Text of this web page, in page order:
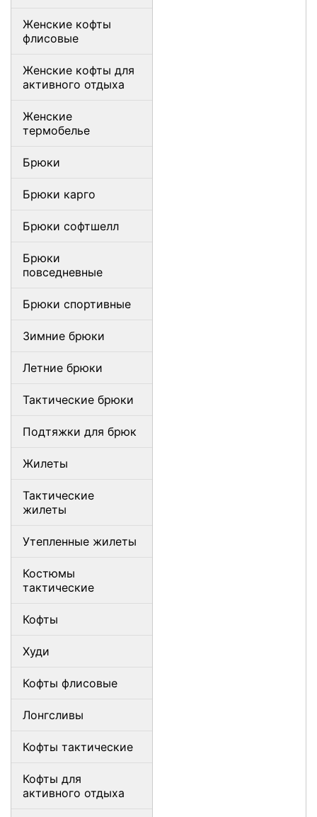
Женские кофты
флисовые
Женские кофты для
активного отдыха
Женские
термобелье
Брюки
Брюки карго
Брюки софтшелл
Брюки
повседневные
Брюки спортивные
Зимние брюки
Летние брюки
Тактические брюки
Подтяжки для брюк
Жилеты
Тактические
жилеты
Утепленные жилеты
Костюмы
тактические
Кофты
Худи
Кофты флисовые
Лонгсливы
Кофты тактические
Кофты для
активного отдыха